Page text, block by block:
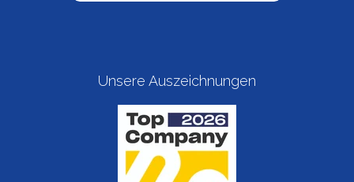
Unsere Auszeichnungen